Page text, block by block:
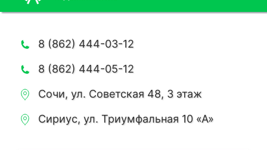
8 (862) 444-03-12
8 (862) 444-05-12
Сочи, ул. Советская 48, 3 этаж
Сириус, ул. Триумфальная 10 «А»